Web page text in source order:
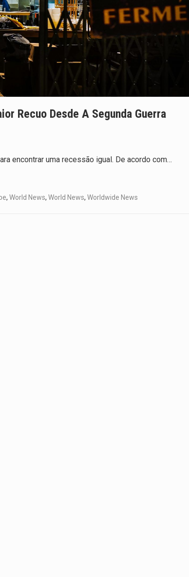
A police officer outside a…
no dia 7 de…
Recuo Desde A Segunda Guerra
encontrar uma recessão igual. De acordo com…
, World News, World News, Worldwide News